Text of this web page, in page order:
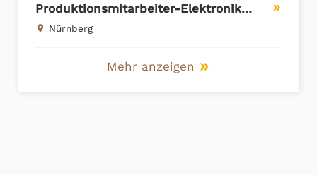
Produktionsmitarbeiter-Elektronik
(m/w/d)
place Nürnberg
double_arrow
Mehr anzeigen double_arrow